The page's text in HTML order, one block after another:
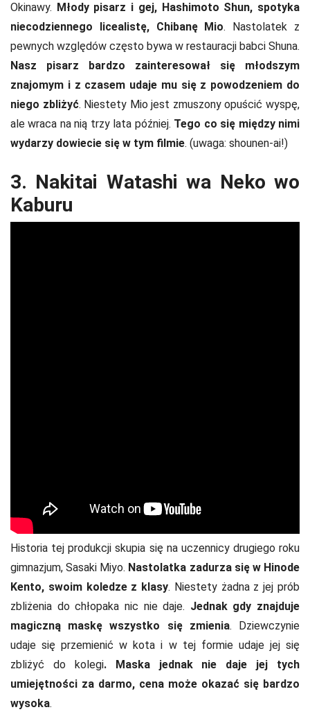
Okinawy. Młody pisarz i gej, Hashimoto Shun, spotyka
niecodziennego licealistę, Chibanę Mio. Nastolatek z
pewnych względów często bywa w restauracji babci Shuna.
Nasz pisarz bardzo zainteresował się młodszym
znajomym i z czasem udaje mu się z powodzeniem do
niego zbliżyć. Niestety Mio jest zmuszony opuścić wyspę,
ale wraca na nią trzy lata później. Tego co się między nimi
wydarzy dowiecie się w tym filmie. (uwaga: shounen-ai!)
3. Nakitai Watashi wa Neko wo
Kaburu
Historia tej produkcji skupia się na uczennicy drugiego roku
gimnazjum, Sasaki Miyo. Nastolatka zadurza się w Hinode
Kento, swoim koledze z klasy. Niestety żadna z jej prób
zbliżenia do chłopaka nic nie daje. Jednak gdy znajduje
magiczną maskę wszystko się zmienia. Dziewczynie
udaje się przemienić w kota i w tej formie udaje jej się
zbliżyć do kolegi. Maska jednak nie daje jej tych
umiejętności za darmo, cena może okazać się bardzo
wysoka.